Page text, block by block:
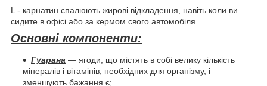
L - карнатин спалюють жирові відкладення, навіть коли ви
сидите в офісі або за кермом свого автомобіля.
Основні компоненти:
Гуарана ― ягоди, що містять в собі велику кількість
мінералів і вітамінів, необхідних для організму, і
зменшують бажання є;